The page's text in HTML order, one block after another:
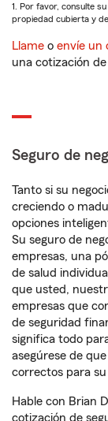
1. Por favor, consulte
propiedad cubierta y
Llame o envíe un
una cotización
Seguro de
Tanto si su
creciendo o
opciones
Su seguro de
empresas, una
de salud
que usted,
empresas que
de seguridad
significa todo
asegúrese de
correctos para su
Hable con Brian
cotización de